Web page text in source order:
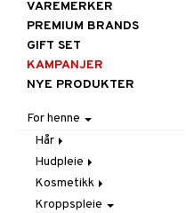
VAREMERKER
PREMIUM BRANDS
GIFT SET
KAMPANJER
NYE PRODUKTER
For henne
Hår
Accessoarer
Balsam
Børster / Kammer
Hudpleie
Ansiktscremer
Fet hud
Ansiktspleie
Kosmetikk
Gift Set
Kroppspleie